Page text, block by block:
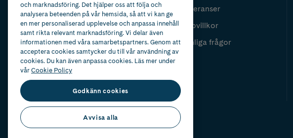
Leveranser
Köpvillkor
Vanliga frågor
och marknadsföring. Det hjälper oss att följa och
analysera beteenden på vår hemsida, så att vi kan ge
en mer personaliserad upplevelse och anpassa innehåll
samt rikta relevant marknadsföring. Vi delar även
informationen med våra samarbetspartners. Genom att
acceptera cookies samtycker du till vår användning av
cookies. Du kan även anpassa cookies. Läs mer under
vårCookie Policy
Godkänn cookies
Avvisa alla